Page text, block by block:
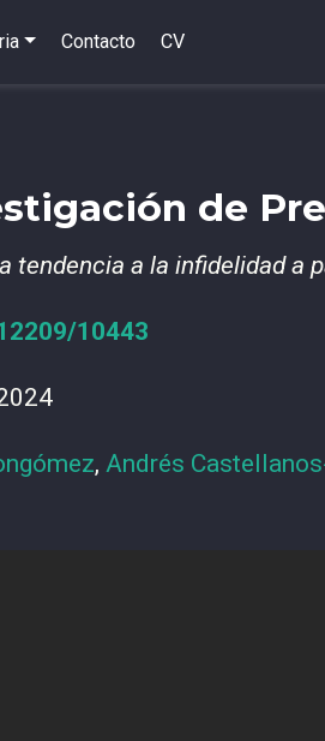
Contacto CV
de
tendencia a la infidelidad a
10443
, Andrés